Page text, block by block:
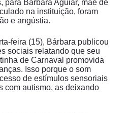
para Bárbara Aguiar, mãe de
na instituição, foram
e angústia.
feira (15), Bárbara publicou
sociais relatando que seu
de Carnaval promovida
Isso porque o som
de estímulos sensoriais
com autismo, as deixando